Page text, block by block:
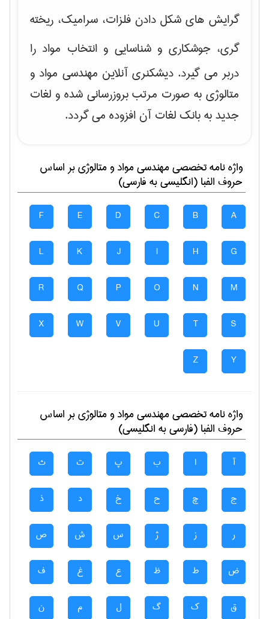
گرایش های شکل دادن فلزات، سرامیک، ریخته
گری، جوشکاری و شناسایی و انتخاب مواد را
دربر می گیرد. دیشکنری آنلاین مهندسی مواد و
متالوژی به صورت مرتب بروزرسانی شده و لغات
جدید به بانک لغات آن افزوده می گردد.
واژه نامه تخصصیمهندسی مواد و متالوژیبر اساس
حروف الفبا (انگلیسی به فارسی)
A
B
C
D
E
F
G
H
I
J
K
L
M
N
O
P
Q
R
S
T
U
V
W
X
Y
Z
واژه نامه تخصصیمهندسی مواد و متالوژیبر اساس
حروف الفبا (فارسی به انگلیسی)
آ ا ب پ ت ث
ج چ ح خ د ذ
ر ز ژ س ش ص
ض ط ظ ع غ ف
ق ک گ ل م ن